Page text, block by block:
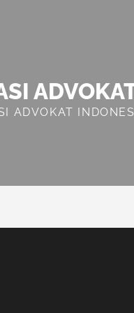
ADVOKAT